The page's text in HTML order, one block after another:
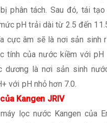
phân tách. Sau đó, tái tạo
pH trải dài từ 2.5 đến
cực âm sẽ là nơi sản sinh
tính của nước kiềm với pH
dương là nơi sản sinh
với pH nhỏ hơn 7.0.
Kangen JRIV
lọc nước Kangen của